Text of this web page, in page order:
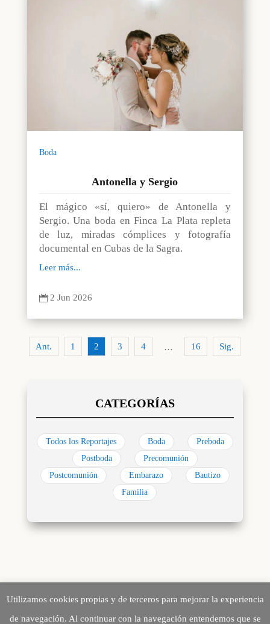
Boda
Antonella y Sergio
El mágico «sí, quiero» de Antonella y
Sergio. Una boda en Finca La Plata repleta
de luz, miradas cómplices y fotografía
documental en Cubas de la Sagra.
Leer más...
 2 Jun 2026
Ant. 1 2 3 4 … 16 Sig.
Todos los Reportajes Boda
Preboda
Postboda
Precomunión
Postcomunión
Embarazo
Bautizo
Familia
Utilizamos cookies propias y de terceros para mejorar la experiencia
de navegación. Al continuar con la navegación entendemos que se